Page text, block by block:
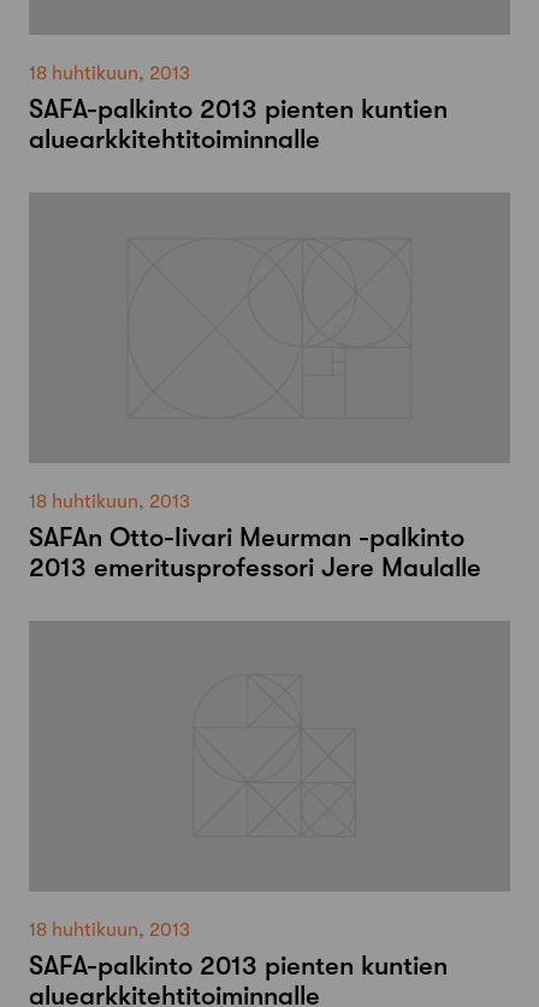
18 huhtikuun, 2013
SAFA-palkinto 2013 pienten kuntien
aluearkkitehtitoiminnalle
18 huhtikuun, 2013
SAFAn Otto-Iivari Meurman -palkinto
2013 emeritusprofessori Jere Maulalle
18 huhtikuun, 2013
SAFA-palkinto 2013 pienten kuntien
aluearkkitehtitoiminnalle